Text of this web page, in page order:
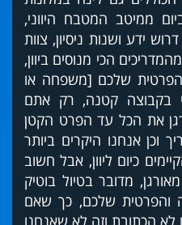
ארוחות ביום ממיטב המטבח היווני,
ידע ושנות ניסיון, צוות
הכי מנוסים ביוון,
שלכם [משפחה או
בקבוצה קטנה, רק אתם
את הכל עד הפרט הקטן
וכן אנחנו היקרים ביותר
כיום ליוון, אבל חשוב
מדובר בטיול בוטיק
והפרטית שלכם, כך שאם
לא הכתובת וזה לא שאנחנו